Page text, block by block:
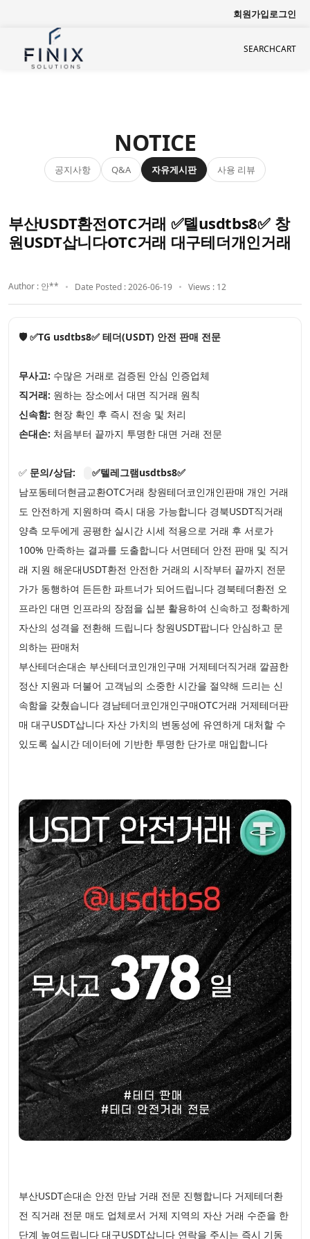
회원가입로그인
SEARCHCART
NOTICE
공지사항 Q&A 자유게시판 사용 리뷰
부산USDT환전OTC거래 ✅톌usdtbs8✅ 창
원USDT삽니다OTC거래 대구테더개인거래
Author : 안** Date Posted : 2026-06-19 Views : 12
🛡️ ✅TG usdtbs8✅ 테더(USDT) 안전 판매 전문
무사고: 수많은 거래로 검증된 안심 인증업체
직거래: 원하는 장소에서 대면 직거래 원칙
신속함: 현장 확인 후 즉시 전송 및 처리
손대손: 처음부터 끝까지 투명한 대면 거래 전문
✅ 문의/상담:
✅텔레그램usdtbs8✅
남포동테더현금교환OTC거래 창원테더코인개인판매 개인 거래
도 안전하게 지원하며 즉시 대응 가능합니다 경북USDT직거래
양측 모두에게 공평한 실시간 시세 적용으로 거래 후 서로가
100% 만족하는 결과를 도출합니다 서면테더 안전 판매 및 직거
래 지원 해운대USDT환전 안전한 거래의 시작부터 끝까지 전문
가가 동행하여 든든한 파트너가 되어드립니다 경북테더환전 오
프라인 대면 인프라의 장점을 십분 활용하여 신속하고 정확하게
자산의 성격을 전환해 드립니다 창원USDT팝니다 안심하고 문
의하는 판매처
부산테더손대손 부산테더코인개인구매 거제테더직거래 깔끔한
정산 지원과 더불어 고객님의 소중한 시간을 절약해 드리는 신
속함을 갖췄습니다 경남테더코인개인구매OTC거래 거제테더판
매 대구USDT삽니다 자산 가치의 변동성에 유연하게 대처할 수
있도록 실시간 데이터에 기반한 투명한 단가로 매입합니다
부산USDT손대손 안전 만남 거래 전문 진행합니다 거제테더환
전 직거래 전문 매도 업체로서 거제 지역의 자산 거래 수준을 한
단계 높여드립니다 대구USDT삽니다 연락을 주시는 즉시 기동